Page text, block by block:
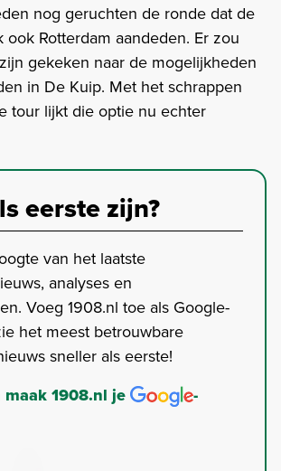
nog geruchten de ronde dat de
ook Rotterdam aandeden. Er zou
gekeken naar de mogelijkheden
in De Kuip. Met het schrappen
tour lijkt die optie nu echter
eerste zijn?
van het laatste
analyses en
Voeg 1908.nl toe als Google-
het meest betrouwbare
sneller als eerste!
1908.nl je
-